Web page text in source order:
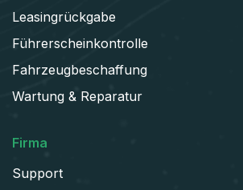
Leasingrückgabe
Führerscheinkontrolle
Fahrzeugbeschaffung
Wartung & Reparatur
Firma
Support